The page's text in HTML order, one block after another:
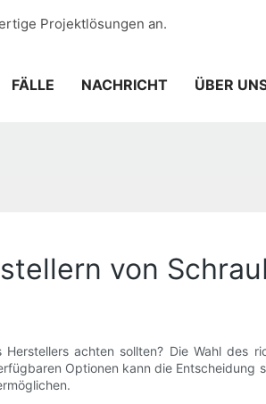
Projektlösungen an.
FÄLLE NACHRICHT ÜBER
von
achten sollten? Die Wahl des
Optionen kann die Entscheidung